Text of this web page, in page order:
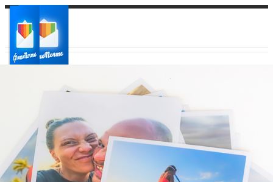
Ваш регион доставки
Выберите из списка: